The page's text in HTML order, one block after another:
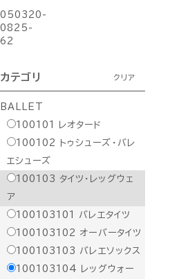
050320-
0825-
62
カテゴリ クリア
BALLET
100101
レオタード
100102
トゥシューズ・バレ
エシューズ
100103 タイツ・レッグウェ
ア
100103101
バレエタイツ
100103102
オーバータイツ
100103103
バレエソックス
100103104
レッグウォー